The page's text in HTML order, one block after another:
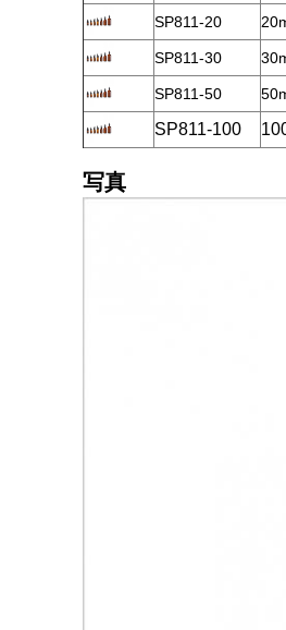
SP811-20
SP811-30
SP811-50
SP811-100
写真